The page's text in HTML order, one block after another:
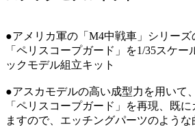
●アメリカ軍の「M4中戦車」シリーズ
「ペリスコープガード」を1/35スケ
ックモデル組立キット
●アスカモデルの高い成型力を用いて
「ペリスコープガード」を再現、既
ますので、エッチングパーツのよう